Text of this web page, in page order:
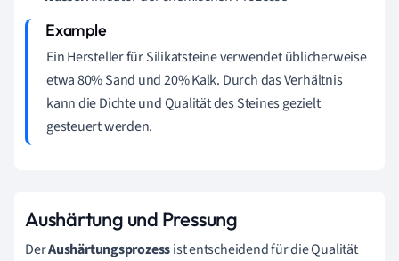
Ein Hersteller für Silikatsteine verwendet üblicherweise
etwa 80% Sand und 20% Kalk. Durch das Verhältnis
kann die Dichte und Qualität des Steines gezielt
gesteuert werden.
Aushärtung und Pressung
DerAushärtungsprozessist entscheidend für die Qualität